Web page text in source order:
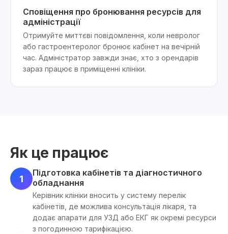
Сповіщення про бронювання ресурсів для
адміністрації
Отримуйте миттєві повідомлення, коли невролог
або гастроентеролог бронює кабінет на вечірній
час. Адміністратор завжди знає, хто з орендарів
зараз працює в приміщенні клініки.
Як це працює
1
Підготовка кабінетів та діагностичного
обладнання
Керівник клініки вносить у систему перелік
кабінетів, де можлива консультація лікаря, та
додає апарати для УЗД або ЕКГ як окремі ресурси
з погодинною тарифікацією.